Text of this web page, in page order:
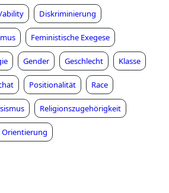
ability Diskriminierung
Feministische Exegese
Gender Geschlecht Klasse
Positionalität Race
Religionszugehörigkeit
Orientierung